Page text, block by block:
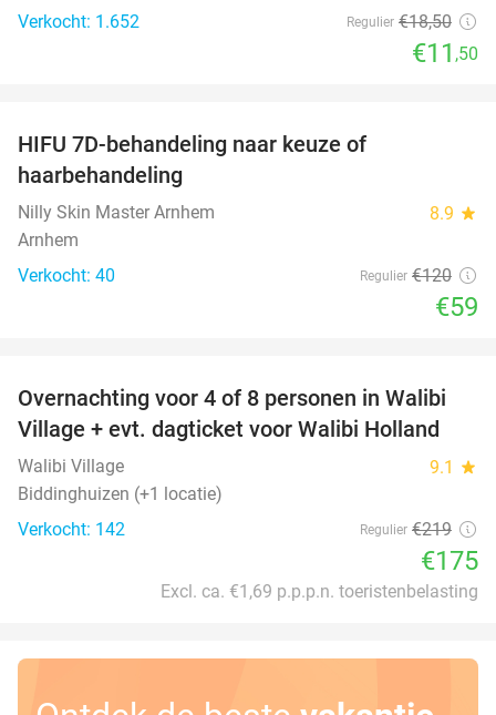
Verkocht: 1.652
Regulier €18,50
€11 ,50
HIFU 7D-behandeling naar keuze of
haarbehandeling
Nilly Skin Master Arnhem 8.9 star
Arnhem
Verkocht: 40
Regulier €120
€59
20%
Overnachting voor 4 of 8 personen in Walibi
Village + evt. dagticket voor Walibi Holland
Walibi Village 9.1 star
Biddinghuizen (+1 locatie)
Verkocht: 142
Regulier €219
€175
Excl. ca. €1,69 p.p.p.n. toeristenbelasting